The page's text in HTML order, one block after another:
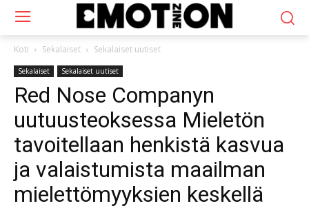
Koti Sekalaiset Sekalaiset uutiset
Sekalaiset Sekalaiset uutiset
Red Nose Companyn
uutuusteoksessa Mieletön
tavoitellaan henkistä kasvua
ja valaistumista maailman
mielettömyyksien keskellä